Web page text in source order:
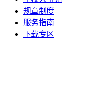
规章制度
服务指南
下载专区